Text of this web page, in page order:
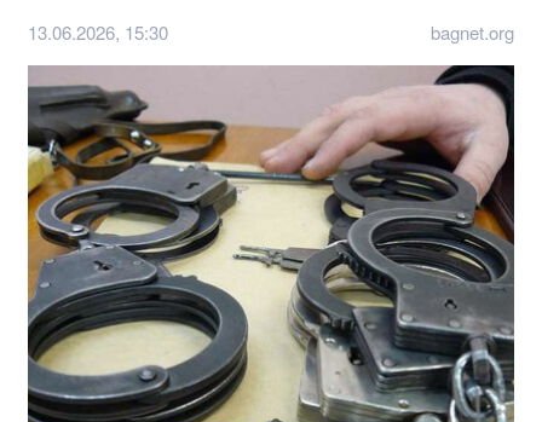
13.06.2026, 15:30 bagnet.org